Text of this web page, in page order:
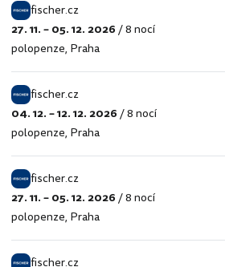
fischer.cz
fischer.cz
27. 11. – 05. 12. 2026/8 nocí
polopenze, Praha
fischer.cz
fischer.cz
04. 12. – 12. 12. 2026/8 nocí
polopenze, Praha
fischer.cz
fischer.cz
27. 11. – 05. 12. 2026/8 nocí
polopenze, Praha
fischer.cz